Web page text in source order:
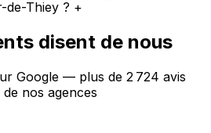
de-Thiey ? +
disent de nous
Google — plus de 2 724 avis
nos agences